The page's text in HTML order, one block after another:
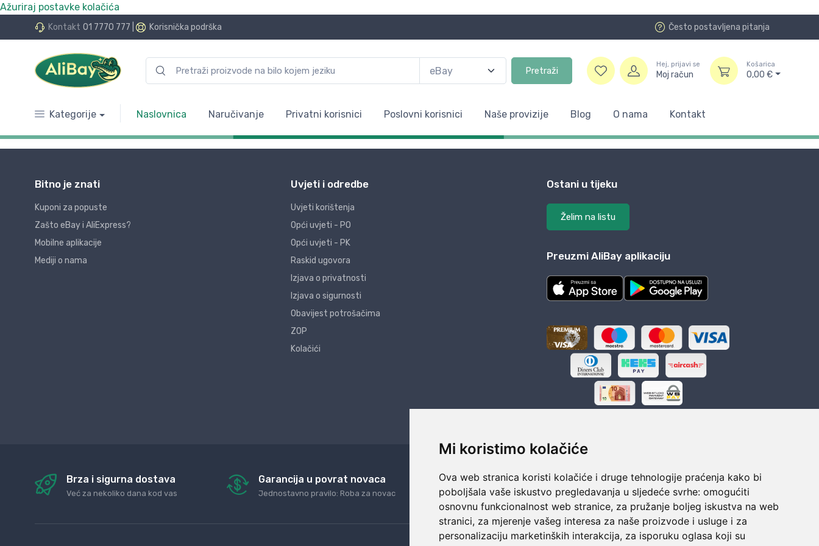
Mi koristimo kolačiće
Ova web stranica koristi kolačiće i druge tehnologije praćenja kako bi
poboljšala vaše iskustvo pregledavanja u sljedeće svrhe: omogućiti
osnovnu funkcionalnost web stranice, za pružanje boljeg iskustva na web
stranici, za mjerenje vašeg interesa za naše proizvode i usluge i za
personalizaciju marketinških interakcija, za isporuku oglasa koji su
Ažuriraj postavke kolačića
Kontakt 01 7770 777 Korisnička podrška Često postavljena pitanja
Pretraži
Hej, prijavi se
Moj račun
Košarica
0,00 €
Kategorije Naslovnica Naručivanje Privatni korisnici Poslovni korisnici Naše provizije Blog O nama Kontakt
Bitno je znati
Kuponi za popuste
Zašto eBay i AliExpress?
Mobilne aplikacije
Mediji o nama
Uvjeti i odredbe
Uvjeti korištenja
Opći uvjeti - PO
Opći uvjeti - PK
Raskid ugovora
Izjava o privatnosti
Izjava o sigurnosti
Obavijest potrošačima
ZOP
Kolačići
Ostani u tijeku
Želim na listu
Preuzmi AliBay aplikaciju
Brza i sigurna dostava
Već za nekoliko dana kod vas
Garancija u povrat novaca
Jednostavno pravilo: Roba za novac
24/7 odlična podrška
Naši agenti uvijek na raspolaganju
Sigurno obročno plaćanje
Do 24 rata bez kamata